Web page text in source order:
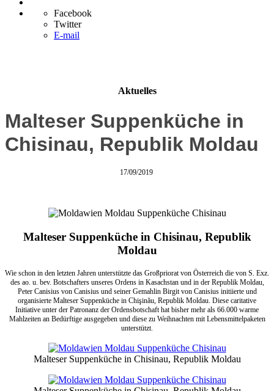
Facebook
Twitter
E-mail
Aktuelles
Malteser Suppenküche in
Chisinau, Republik Moldau
17/09/2019
Malteser Suppenküche in Chisinau, Republik
Moldau
Wie schon in den letzten Jahren unterstützte das Großpriorat von Österreich die von S. Exz.
des ao. u. bev. Botschafters unseres Ordens in Kasachstan und in der Republik Moldau,
Peter Canisius von Canisius und seiner Gemahlin Birgit von Canisius initiierte und
organisierte Malteser Suppenküche in Chişinău, Republik Moldau. Diese caritative
Initiative unter der Patronanz der Ordensbotschaft hat bisher mehr als 66.000 warme
Mahlzeiten an Bedürftige ausgegeben und diese zu Weihnachten mit Lebensmittelpaketen
unterstützt.
Malteser Suppenküche in Chisinau, Republik Moldau